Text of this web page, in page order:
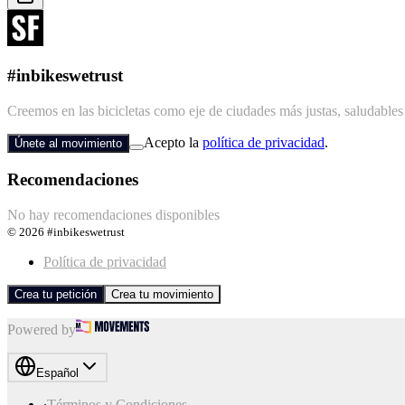
#inbikeswetrust
Creemos en las bicicletas como eje de ciudades más justas,
Únete al movimiento Acepto la política de privacidad.
Recomendaciones
No hay recomendaciones disponibles
© 2026 #inbikeswetrust
Política de privacidad
Crea tu petición Crea tu movimiento
Powered by
Español